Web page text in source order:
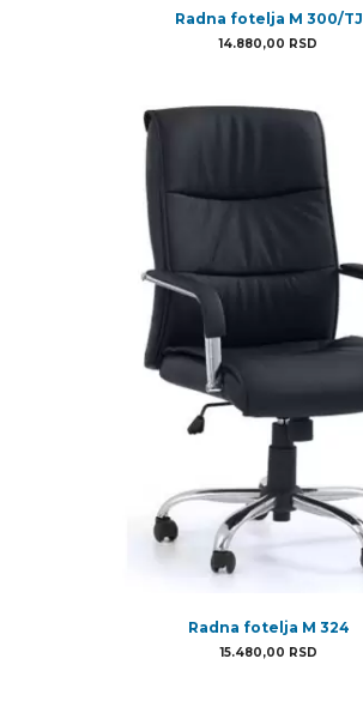
Radna fotelja M 300/TJ
14.880,00 RSD
Radna fotelja M 324
15.480,00 RSD